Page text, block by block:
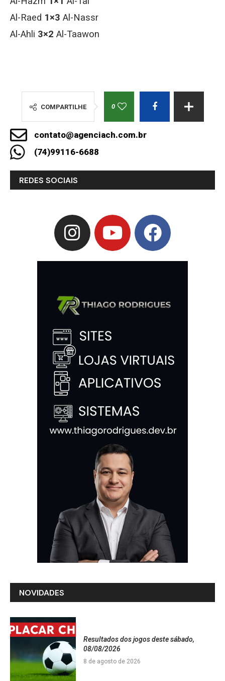
Al-Raed 1×3 Al-Nassr
Al-Ahli 3×2 Al-Taawon
COMPARTILHE 0
contato@agenciach.com.br
(74)99116-6688
REDES SOCIAIS
NOVIDADES
Resultados dos jogos deste sábado,
08/08/2026
8 de agosto de 2026